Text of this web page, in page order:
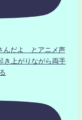
んだよ とアニメ声
上がりながら両手